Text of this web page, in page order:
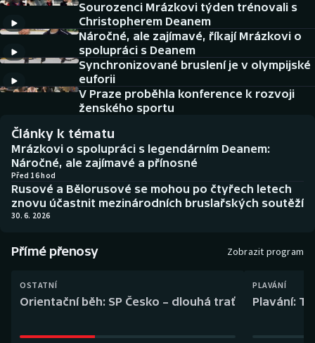
Americký fotbal
Baseball a softbal
Basketbal
Boby a skeleton
Box
Dostihy
Florbal
NEPŘEHLÉDNĚTE
Soutěže
Historické návraty
AZ kvíz
Sourozenci Mrázkovi týden trénovali s
Christopherem Deanem
Náročné, ale zajímavé, říkají Mrázkovi o
spolupráci s Deanem
Synchronizované bruslení je v olympijské
euforii
V Praze proběhla konference k rozvoji
ženského sportu
Články k tématu
Mrázkovi o spolupráci s legendárním Deanem:
Náročné, ale zajímavé a přínosné
Před 16 hod
Rusové a Bělorusové se mohou po čtyřech letech
znovu účastnit mezinárodních bruslařských soutěží
30. 6. 2026
Přímé přenosy Zobrazit program
OSTATNÍ
Orientační běh: SP Česko – dlouhá trať
PLAVÁNÍ
Plavání: